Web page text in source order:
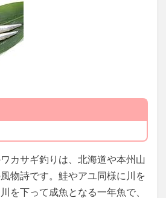
カサギ釣りは、北海道や本州山
物詩です。鮭やアユ同様に川を
を下って成魚となる一年魚で、